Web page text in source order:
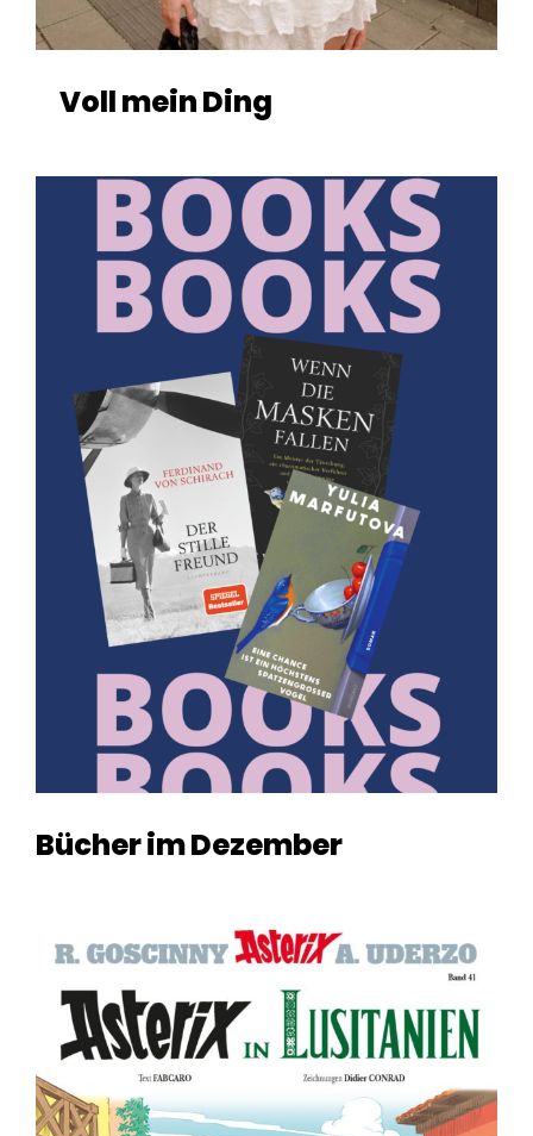
Voll mein Ding
Bücher im Dezember